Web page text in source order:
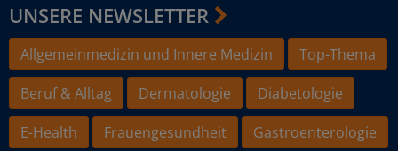
UNSERE NEWSLETTER
Allgemeinmedizin und Innere Medizin
Top-Thema
Beruf & Alltag
Dermatologie
Diabetologie
E-Health
Frauengesundheit
Gastroenterologie